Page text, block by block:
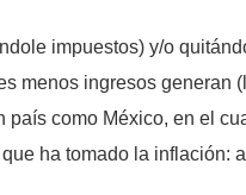
impuestos) y/o
menos ingresos generan
como México, en el
ha tomado la inflación: